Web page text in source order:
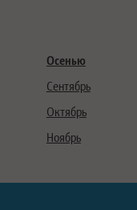
Осенью
Сентябрь
Октябрь
Ноябрь